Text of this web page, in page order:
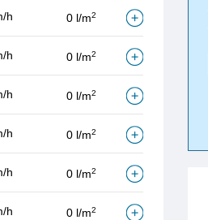
h 0 l/m2
h 0 l/m2
h 0 l/m2
h 0 l/m2
h 0 l/m2
h 0 l/m2